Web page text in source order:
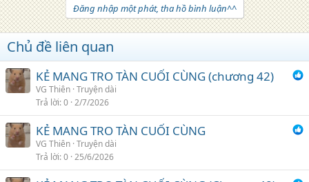
Đăng nhập một phát, tha hồ bình luận^^
Chủ đề liên quan
KẺ MANG TRO TÀN CUỐI CÙNG (chương 42)
VG Thiên Truyện dài
Trả lời 0 2/7/2026
KẺ MANG TRO TÀN CUỐI CÙNG
VG Thiên Truyện dài
Trả lời 0 25/6/2026